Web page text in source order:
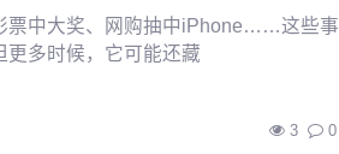
票中大奖、网购抽中iPhone……这些事
更多时候，它可能还藏
3 0